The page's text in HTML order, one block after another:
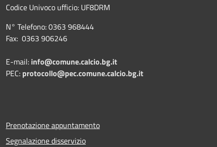
Codice Univoco ufficio: UF8DRM
N° Telefono: 0363 968444
Fax: 0363 906246
E-mail: info@comune.calcio.bg.it
PEC: protocollo@pec.comune.calcio.bg.it
Prenotazione appuntamento
Segnalazione disservizio